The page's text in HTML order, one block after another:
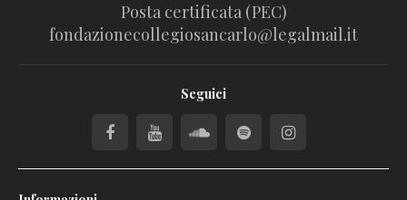
Posta certificata (PEC)
fondazionecollegiosancarlo@legalmail.it
Seguici